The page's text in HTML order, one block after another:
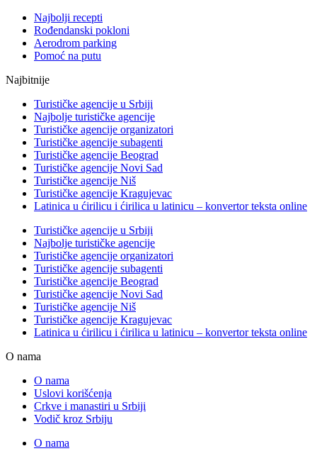
Najbolji recepti
Rođendanski pokloni
Aerodrom parking
Pomoć na putu
Najbitnije
Turističke agencije u Srbiji
Najbolje turističke agencije
Turističke agencije organizatori
Turističke agencije subagenti
Turističke agencije Beograd
Turističke agencije Novi Sad
Turističke agencije Niš
Turističke agencije Kragujevac
Latinica u ćirilicu i ćirilica u latinicu – konvertor teksta online
Turističke agencije u Srbiji
Najbolje turističke agencije
Turističke agencije organizatori
Turističke agencije subagenti
Turističke agencije Beograd
Turističke agencije Novi Sad
Turističke agencije Niš
Turističke agencije Kragujevac
Latinica u ćirilicu i ćirilica u latinicu – konvertor teksta online
O nama
O nama
Uslovi korišćenja
Crkve i manastiri u Srbiji
Vodič kroz Srbiju
O nama